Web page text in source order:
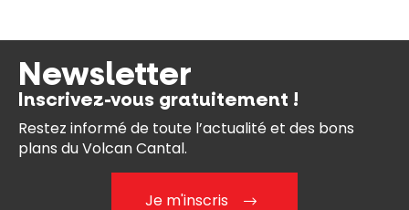
Newsletter
Inscrivez-vous gratuitement !
Restez informé de toute l’actualité et des bons
plans du Volcan Cantal.
Je m'inscris